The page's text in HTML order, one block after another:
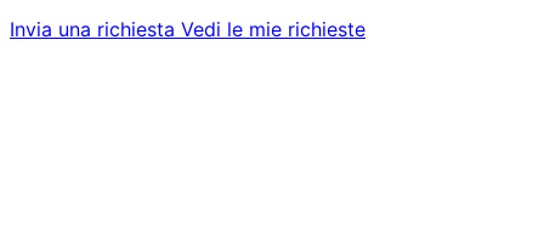
Invia una richiesta Vedi le mie richieste